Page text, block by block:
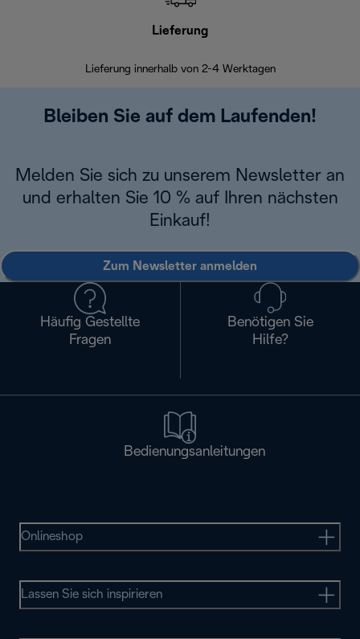
Lieferung
Lieferung innerhalb von 2-4 Werktagen
Bleiben Sie auf dem Laufenden!
Melden Sie sich zu unserem Newsletter an
und erhalten Sie 10 % auf Ihren nächsten
Einkauf!
Zum Newsletter anmelden
Häufig Gestellte
Fragen
Benötigen Sie
Hilfe?
Bedienungsanleitungen
Onlineshop
Lassen Sie sich inspirieren